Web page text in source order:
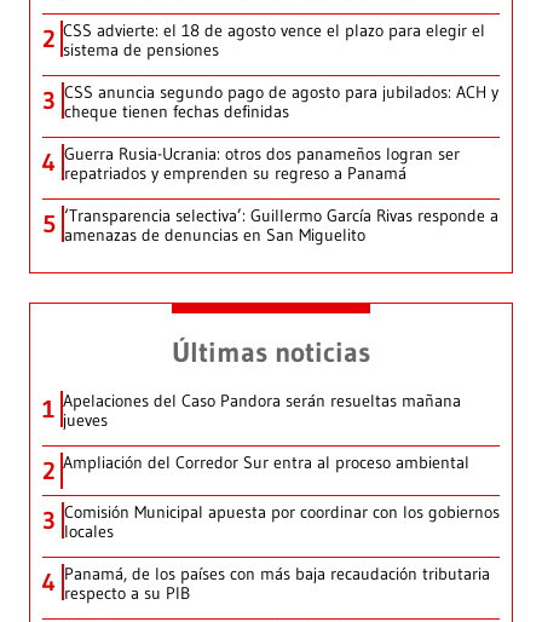
2 CSS advierte: el 18 de agosto vence el plazo para elegir el
sistema de pensiones
3 CSS anuncia segundo pago de agosto para jubilados: ACH y
cheque tienen fechas definidas
4 Guerra Rusia-Ucrania: otros dos panameños logran ser
repatriados y emprenden su regreso a Panamá
5 ‘Transparencia selectiva’: Guillermo García Rivas responde a
amenazas de denuncias en San Miguelito
Últimas noticias
1 Apelaciones del Caso Pandora serán resueltas mañana
jueves
2 Ampliación del Corredor Sur entra al proceso ambiental
3 Comisión Municipal apuesta por coordinar con los gobiernos
locales
4 Panamá, de los países con más baja recaudación tributaria
respecto a su PIB